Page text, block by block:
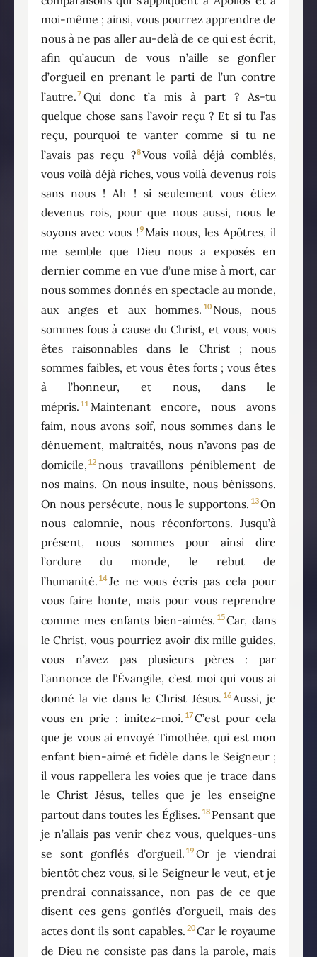
moi-même ; ainsi, vous pourrez apprendre de
nous à ne pas aller au-delà de ce qui est écrit,
afin qu’aucun de vous n’aille se gonfler
d’orgueil en prenant le parti de l’un contre
l’autre.7 Qui donc t’a mis à part ? As-tu
quelque chose sans l’avoir reçu ? Et si tu l’as
reçu, pourquoi te vanter comme si tu ne
l’avais pas reçu ?8Vous voilà déjà comblés,
vous voilà déjà riches, vous voilà devenus rois
sans nous ! Ah ! si seulement vous étiez
devenus rois, pour que nous aussi, nous le
soyons avec vous !9Mais nous, les Apôtres, il
me semble que Dieu nous a exposés en
dernier comme en vue d’une mise à mort, car
nous sommes donnés en spectacle au monde,
aux anges et aux hommes. 10 Nous, nous
sommes fous à cause du Christ, et vous, vous
êtes raisonnables dans le Christ ; nous
sommes faibles, et vous êtes forts ; vous êtes
à l’honneur, et nous, dans le
mépris. 11 Maintenant encore, nous avons
faim, nous avons soif, nous sommes dans le
dénuement, maltraités, nous n’avons pas de
domicile, 12 nous travaillons péniblement de
nos mains. On nous insulte, nous bénissons.
On nous persécute, nous le supportons. 13On
nous calomnie, nous réconfortons. Jusqu’à
présent, nous sommes pour ainsi dire
l’ordure du monde, le rebut de
l’humanité. 14 Je ne vous écris pas cela pour
vous faire honte, mais pour vous reprendre
comme mes enfants bien-aimés. 15Car, dans
le Christ, vous pourriez avoir dix mille guides,
vous n’avez pas plusieurs pères : par
l’annonce de l’Évangile, c’est moi qui vous ai
donné la vie dans le Christ Jésus. 16 Aussi, je
vous en prie : imitez-moi. 17C’est pour cela
que je vous ai envoyé Timothée, qui est mon
enfant bien-aimé et fidèle dans le Seigneur ;
il vous rappellera les voies que je trace dans
le Christ Jésus, telles que je les enseigne
partout dans toutes les Églises. 18 Pensant que
je n’allais pas venir chez vous, quelques-uns
se sont gonflés d’orgueil. 19 Or je viendrai
bientôt chez vous, si le Seigneur le veut, et je
prendrai connaissance, non pas de ce que
disent ces gens gonflés d’orgueil, mais des
actes dont ils sont capables. 20Car le royaume
de Dieu ne consiste pas dans la parole, mais